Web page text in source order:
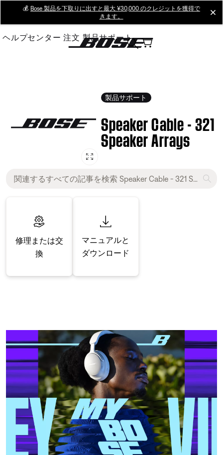
Main
💰 Bose 製品を下取りに出すと最大 ¥30,000 のクレジットを獲得で
きます。
ヘルプセンター 注文 製品サポート
製品サポート
Speaker Cable - 321
Speaker Arrays
修理または交
換
マニュアルと
ダウンロード